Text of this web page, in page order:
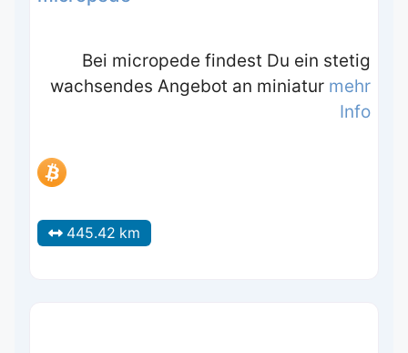
Bei micropede findest Du ein stetig
wachsendes Angebot an miniatur mehr
Info
445.42 km